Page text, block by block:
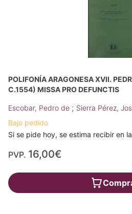
POLIFONÍA ARAGONESA XVII.
C.1554) MISSA PRO DEFUNCTIS
Escobar, Pedro de ; Sierra Pérez,
Bajo pedido
Si se pide hoy, se estima recibir en
PVP. 16,00€